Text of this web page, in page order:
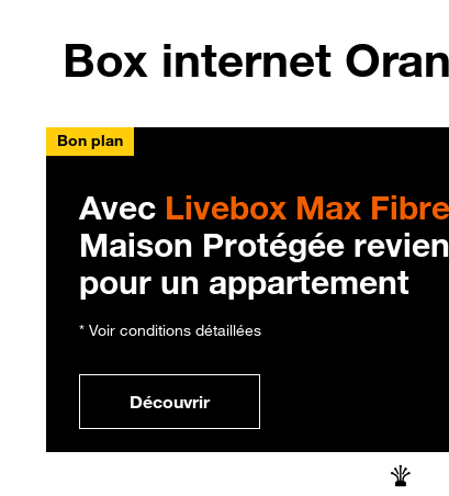
Box internet
Bon plan
Avec Livebox Max
Maison Protégée
pour un appartement
* Voir conditions détaillées
Découvrir